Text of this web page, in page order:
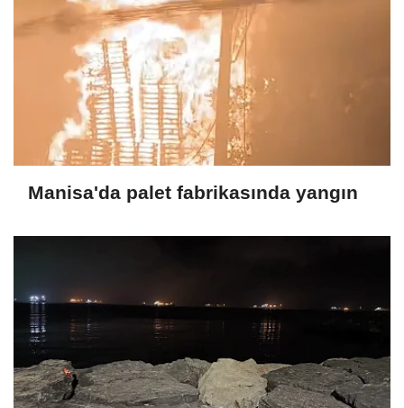
Manisa'da palet fabrikasında yangın